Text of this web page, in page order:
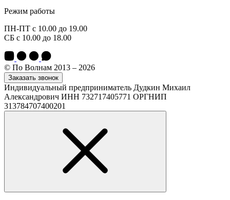
Режим работы
ПН-ПТ с 10.00 до 19.00
СБ с 10.00 до 18.00
© По Волнам 2013 – 2026
Заказать звонок
Индивидуальный предприниматель Дудкин Михаил
Александрович ИНН 732717405771 ОРГНИП
313784707400201